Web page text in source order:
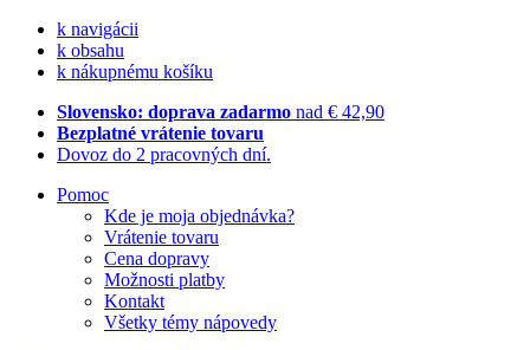
k navigácii
k obsahu
k nákupnému košíku
Slovensko: doprava zadarmo nad € 42,90
Bezplatné vrátenie tovaru
Dovoz do 2 pracovných dní.
Pomoc
Kde je moja objednávka?
Vrátenie tovaru
Cena dopravy
Možnosti platby
Kontakt
Všetky témy nápovedy